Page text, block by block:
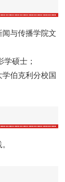
与传播学院文
硕士；
伯克利分校国